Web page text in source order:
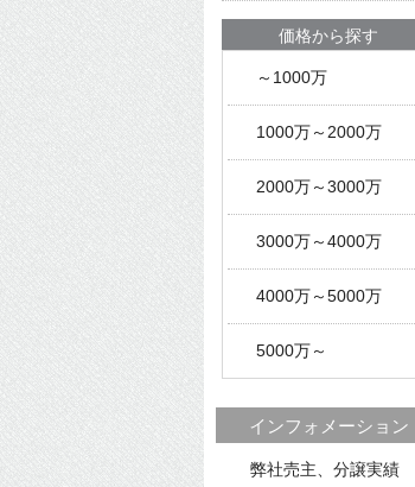
価格から探す
～1000万
1000万～2000万
2000万～3000万
3000万～4000万
4000万～5000万
5000万～
インフォメーション
弊社売主、分譲実績